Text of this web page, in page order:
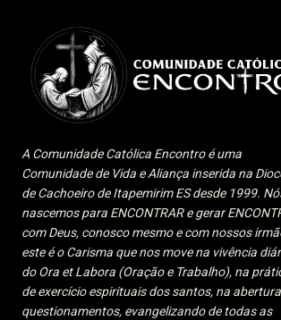
A Comunidade Católica Encontro é uma
Comunidade de Vida e Aliança inserida na
de Cachoeiro de Itapemirim ES desde 1999.
nascemos para ENCONTRAR e gerar
com Deus, conosco mesmo e com nossos
este é o Carisma que nos move na vivência
do Ora et Labora (Oração e Trabalho), na
de exercício espirituais dos santos, na
questionamentos, evangelizando de todas as